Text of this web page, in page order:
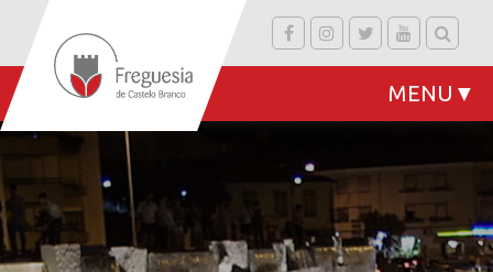
MENU ▼
▼